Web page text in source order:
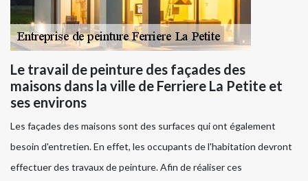
Le travail de peinture des façades des
maisons dans la ville de Ferriere La Petite et
ses environs
Les façades des maisons sont des surfaces qui ont également
besoin d'entretien. En effet, les occupants de l'habitation devront
effectuer des travaux de peinture. Afin de réaliser ces